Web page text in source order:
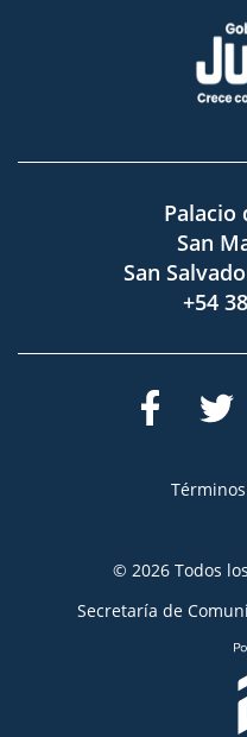
Palacio
San
San
+54
© 2026 Todos
Secretaría de